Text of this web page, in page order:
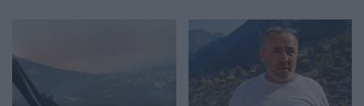
Joan Zukos